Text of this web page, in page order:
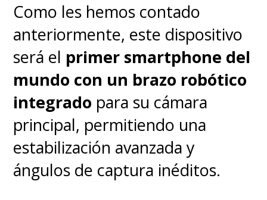
¿Cuándo sale a la venta el
HONOR Robot Phone?Se
espera su debut comercial en
China para agosto de 2026.
¿Qué hace especial a la
cámara del Robot Phone?
Integra un brazo motorizado
Como les hemos contado
anteriormente, este dispositivo
será el primer smartphone del
mundo con un brazo robótico
integrado para su cámara
principal, permitiendo una
estabilización avanzada y
ángulos de captura inéditos.